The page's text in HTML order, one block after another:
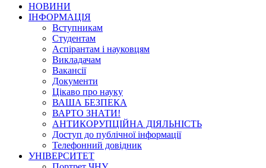
НОВИНИ
ІНФОРМАЦІЯ
Вступникам
Студентам
Аспірантам і науковцям
Викладачам
Вакансії
Документи
Цікаво про науку
ВАША БЕЗПЕКА
ВАРТО ЗНАТИ!
АНТИКОРУПЦІЙНА ДІЯЛЬНІСТЬ
Доступ до публічної інформації
Телефонний довідник
УНІВЕРСИТЕТ